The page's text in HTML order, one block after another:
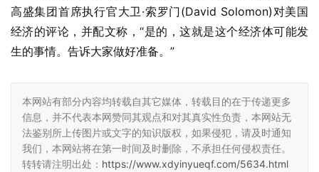
高盛集团首席执行官大卫·索罗门(David Solomon)对美国
经济的评论，并配文称，“是的，这就是这个经济体可能发
生的事情。告诉大家做好准备。”
本网站有部分内容均转载自其它媒体，转载目的在于传递更多
信息，并不代表本网赞同其观点和对其真实性负责，本网站无
法鉴别所上传图片或文字的知识版权，如果侵犯，请及时通知
我们，本网站将在第一时间及时删除，不承担任何侵权责任。
转转请注明出处： https://www.xdyinyueqf.com/5634.html